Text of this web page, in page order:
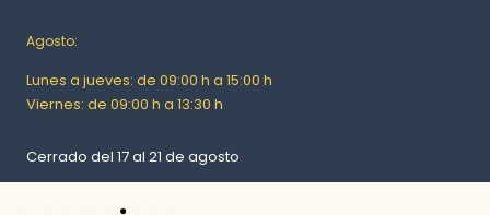
Agosto:
Lunes a jueves: de 09:00 h a 15:00 h
Viernes: de 09:00 h a 13:30 h
Cerrado del 17 al 21 de agosto